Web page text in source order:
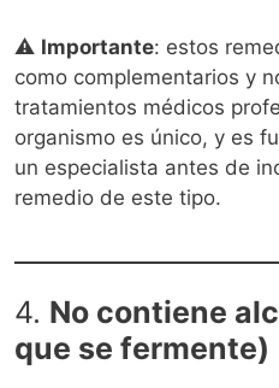
⚠️ Importante: estos
como complementarios y
tratamientos médicos
organismo es único, y es
un especialista antes de
remedio de este tipo.
4. No contiene
que se fermente)